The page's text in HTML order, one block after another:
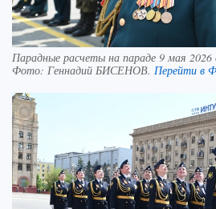
Парадные расчеты на параде 9 мая 2026
Фото: Геннадий БИСЕНОВ. Перейти в